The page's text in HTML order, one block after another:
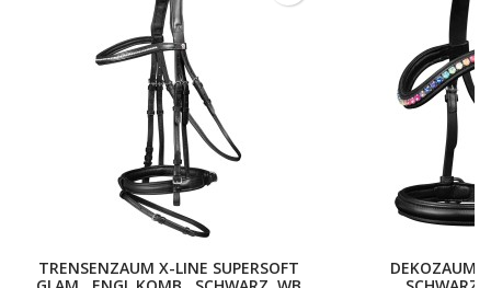
TRENSENZAUM X-LINE SUPERSOFT
DEKOZAUM